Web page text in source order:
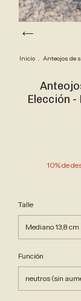
Inicio . Anteojos de
Elección
10% de
Talle
Función